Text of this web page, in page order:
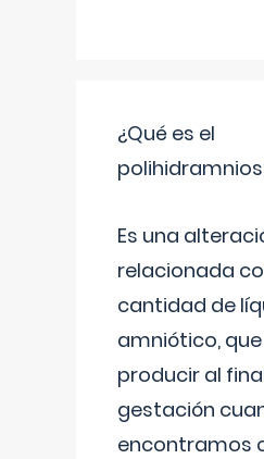
¿Qué es el
Es una
relacionada
cantidad de
amniótico,
producir al
gestación
encontramos